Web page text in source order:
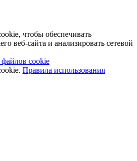
чтобы обеспечивать
веб-сайта и анализировать сетевой
cookie
Правила использования